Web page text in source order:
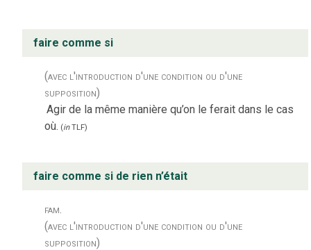
faire comme si
(avec l'introduction d'une condition ou d'une
supposition)
Agir de la même manière qu’on le ferait dans le cas
où. (inTLF)
faire comme si de rien n’était
fam.
(avec l'introduction d'une condition ou d'une
supposition)